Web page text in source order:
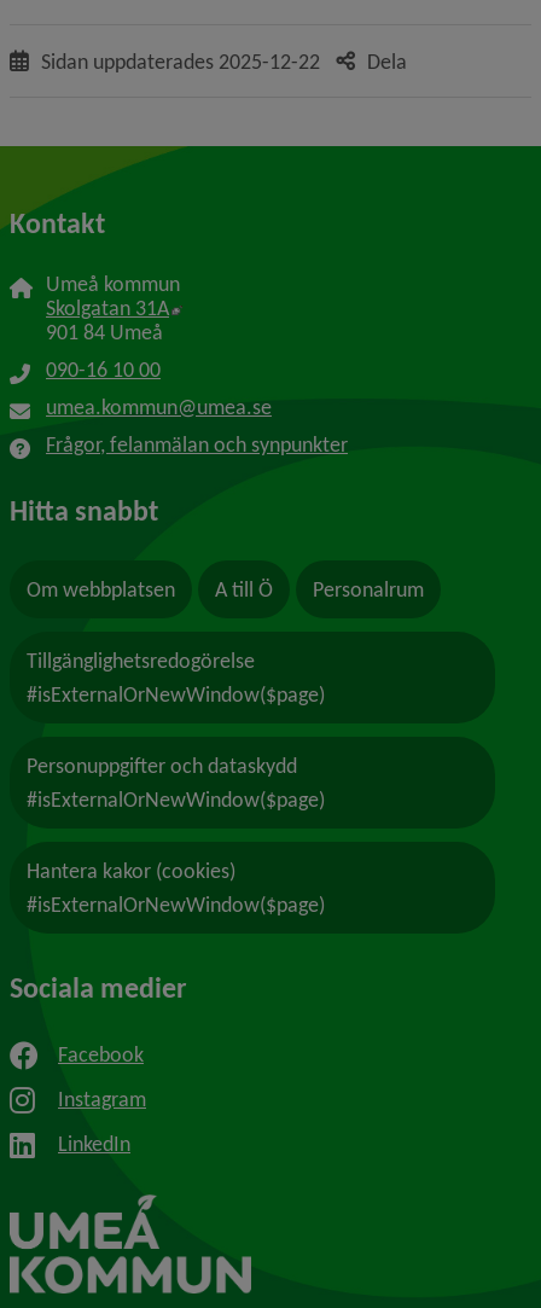
Sidan uppdaterades 2025-12-22 Dela
Kontakt
Umeå kommun
Skolgatan 31A Länk till annan webbplats, öppnas i nytt
901 84 Umeå
090-16 10 00
umea.kommun@umea.se
Frågor, felanmälan och synpunkter
Hitta snabbt
Om webbplatsen A till Ö Personalrum
Tillgänglighetsredogörelse
#isExternalOrNewWindow($page)
Personuppgifter och dataskydd
#isExternalOrNewWindow($page)
Hantera kakor (cookies)
#isExternalOrNewWindow($page)
Sociala medier
Facebook
Instagram
LinkedIn